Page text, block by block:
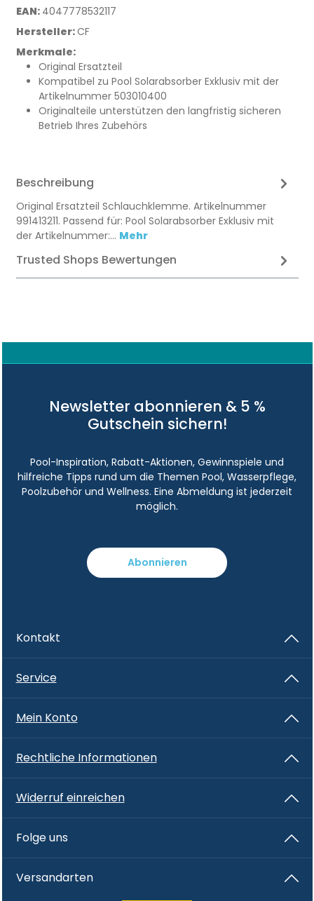
EAN: 4047778532117
Hersteller:CF
Merkmale:
Original Ersatzteil
Kompatibel zu Pool Solarabsorber Exklusiv mit der
Artikelnummer 503010400
Originalteile unterstützen den langfristig sicheren
Betrieb Ihres Zubehörs
Beschreibung
Original Ersatzteil Schlauchklemme. Artikelnummer
991413211. Passend für: Pool Solarabsorber Exklusiv mit
der Artikelnummer:… Mehr
Trusted Shops Bewertungen
Newsletter abonnieren & 5 %
Gutschein sichern!
Pool-Inspiration, Rabatt-Aktionen, Gewinnspiele und
hilfreiche Tipps rund um die Themen Pool, Wasserpflege,
Poolzubehör und Wellness. Eine Abmeldung ist jederzeit
möglich.
Abonnieren
Kontakt
Service
Mein Konto
Rechtliche Informationen
Widerruf einreichen
Folge uns
Versandarten